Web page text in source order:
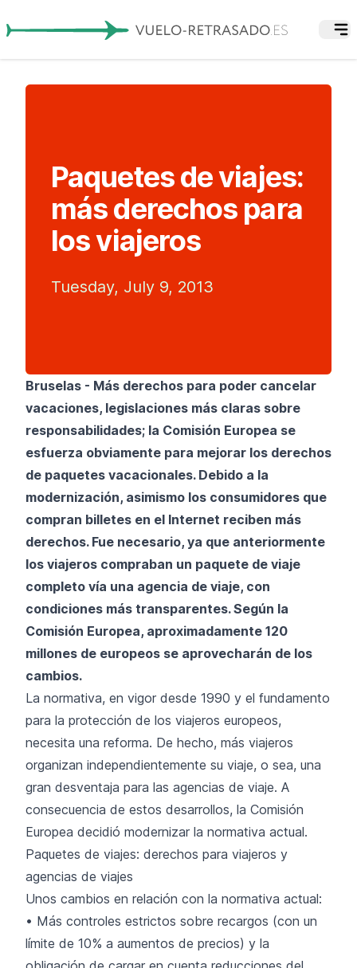
Paquetes de viajes:
más derechos para
los viajeros
Tuesday, July 9, 2013
Bruselas - Más derechos para poder cancelar
vacaciones, legislaciones más claras sobre
responsabilidades; la Comisión Europea se
esfuerza obviamente para mejorar los derechos
de paquetes vacacionales. Debido a la
modernización, asimismo los consumidores que
compran billetes en el Internet reciben más
derechos. Fue necesario, ya que anteriormente
los viajeros compraban un paquete de viaje
completo vía una agencia de viaje, con
condiciones más transparentes. Según la
Comisión Europea, aproximadamente 120
millones de europeos se aprovecharán de los
cambios.
La normativa, en vigor desde 1990 y el fundamento
para la protección de los viajeros europeos,
necesita una reforma. De hecho, más viajeros
organizan independientemente su viaje, o sea, una
gran desventaja para las agencias de viaje. A
consecuencia de estos desarrollos, la Comisión
Europea decidió modernizar la normativa actual.
Paquetes de viajes: derechos para viajeros y
agencias de viajes
Unos cambios en relación con la normativa actual:
• Más controles estrictos sobre recargos (con un
límite de 10% a aumentos de precios) y la